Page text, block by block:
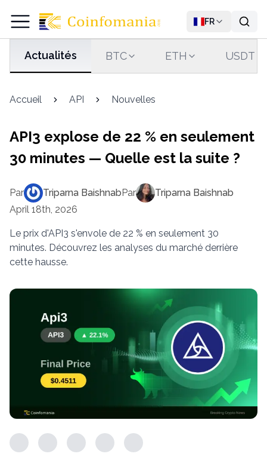
FR
Actualités BTC ETH USDT
Accueil API Nouvelles
API3 explose de 22 % en seulement
30 minutes — Quelle est la suite ?
Par Triparna BaishnabPar
Triparna Baishnab
April 18th, 2026
Le prix d'API3 s'envole de 22 % en seulement 30
minutes. Découvrez les analyses du marché derrière
cette hausse.